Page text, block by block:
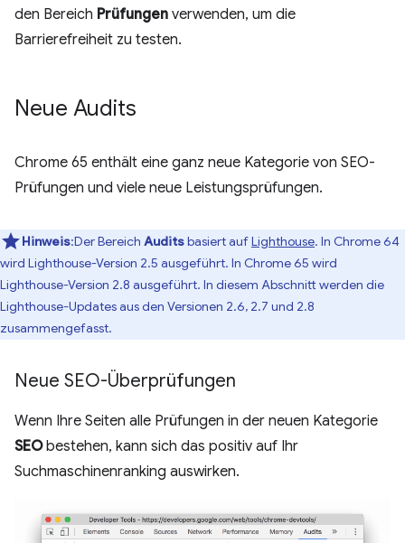
den Bereich Prüfungen verwenden, um die
Barrierefreiheit zu testen.
Neue Audits
Chrome 65 enthält eine ganz neue Kategorie von SEO-
Prüfungen und viele neue Leistungsprüfungen.
Hinweis:Der Bereich Auditsbasiert aufLighthouse. In Chrome 64
wird Lighthouse-Version 2.5 ausgeführt. In Chrome 65 wird
Lighthouse-Version 2.8 ausgeführt. In diesem Abschnitt werden die
Lighthouse-Updates aus den Versionen 2.6, 2.7 und 2.8
zusammengefasst.
Neue SEO-Überprüfungen
Wenn Ihre Seiten alle Prüfungen in der neuen Kategorie
SEObestehen, kann sich das positiv auf Ihr
Suchmaschinenranking auswirken.